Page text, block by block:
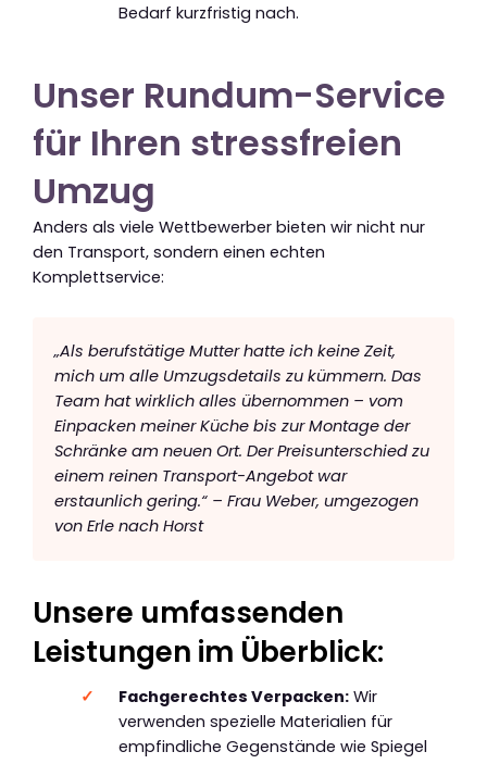
Bedarf kurzfristig nach.
Unser Rundum-Service
für Ihren stressfreien
Umzug
Anders als viele Wettbewerber bieten wir nicht nur
den Transport, sondern einen echten
Komplettservice:
„Als berufstätige Mutter hatte ich keine Zeit,
mich um alle Umzugsdetails zu kümmern. Das
Team hat wirklich alles übernommen – vom
Einpacken meiner Küche bis zur Montage der
Schränke am neuen Ort. Der Preisunterschied zu
einem reinen Transport-Angebot war
erstaunlich gering.“ – Frau Weber, umgezogen
von Erle nach Horst
Unsere umfassenden
Leistungen im Überblick:
Fachgerechtes Verpacken:Wir
verwenden spezielle Materialien für
empfindliche Gegenstände wie Spiegel